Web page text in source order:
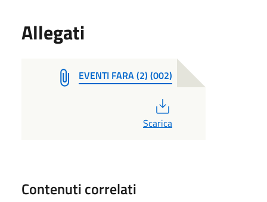
Allegati
EVENTI FARA (2) (002)
Scarica
Contenuti correlati